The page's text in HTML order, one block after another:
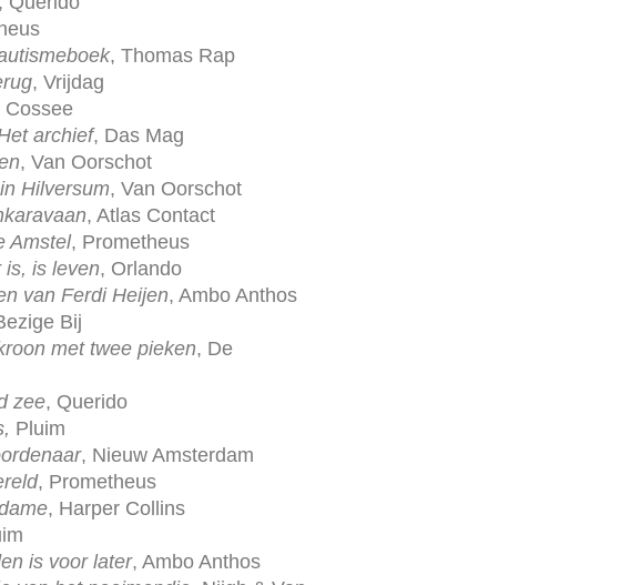
, Thomas Rap
, Vrijdag
Cossee
archief, Das Mag
, Van Oorschot
Hilversum, Van Oorschot
, Atlas Contact
Amstel, Prometheus
is, is leven, Orlando
van Ferdi Heijen, Ambo Anthos
Bij
met twee pieken, De
zee, Querido
Pluim
, Nieuw Amsterdam
, Prometheus
, Harper Collins
is voor later, Ambo Anthos